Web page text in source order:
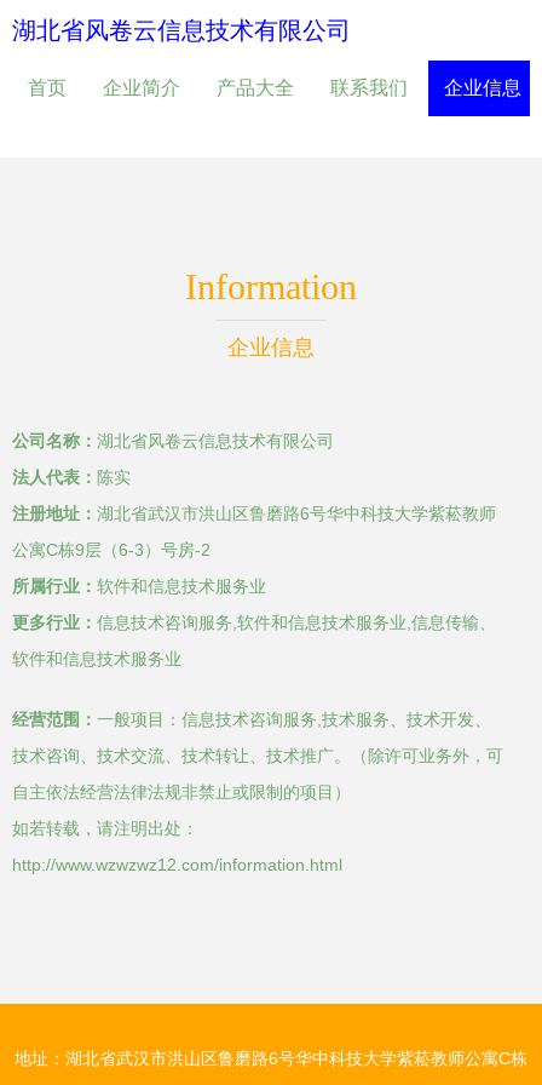
湖北省风卷云信息技术有限公司
首页 企业简介 产品大全 联系我们 企业信息
Information
企业信息
公司名称： 湖北省风卷云信息技术有限公司
法人代表： 陈实
注册地址： 湖北省武汉市洪山区鲁磨路6号华中科技大学紫菘教师
公寓C栋9层（6-3）号房-2
所属行业： 软件和信息技术服务业
更多行业： 信息技术咨询服务,软件和信息技术服务业,信息传输、
软件和信息技术服务业
经营范围： 一般项目：信息技术咨询服务,技术服务、技术开发、
技术咨询、技术交流、技术转让、技术推广。（除许可业务外，可
自主依法经营法律法规非禁止或限制的项目）
如若转载，请注明出处：
http://www.wzwzwz12.com/information.html
地址：湖北省武汉市洪山区鲁磨路6号华中科技大学紫菘教师公寓C栋